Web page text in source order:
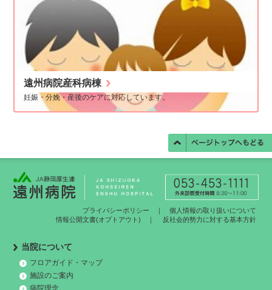
遠州病院産科病棟
妊娠・分娩・産後のケアに対応しています。
プライバシーポリシー ｜個人情報の取り扱いについて
情報公開文書(オプトアウト)
反社会的勢力に対する基本方針
当院について
フロアガイド・マップ
施設のご案内
病院理念